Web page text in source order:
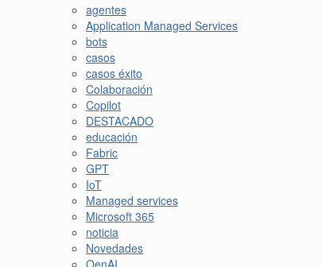
agentes
Application Managed Services
bots
casos
casos éxito
Colaboración
Copilot
DESTACADO
educación
Fabric
GPT
IoT
Managed services
Microsoft 365
noticia
Novedades
OenAI